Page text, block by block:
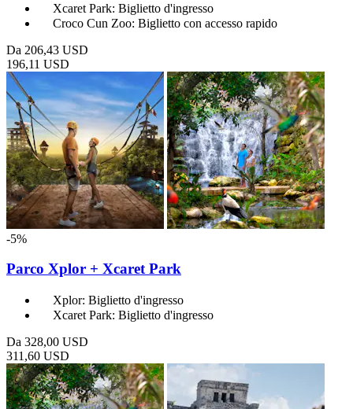
Xcaret Park: Biglietto d'ingresso
Croco Cun Zoo: Biglietto con accesso rapido
Da 206,43 USD
196,11 USD
-5%
Parco Xplor + Xcaret Park
Xplor: Biglietto d'ingresso
Xcaret Park: Biglietto d'ingresso
Da 328,00 USD
311,60 USD